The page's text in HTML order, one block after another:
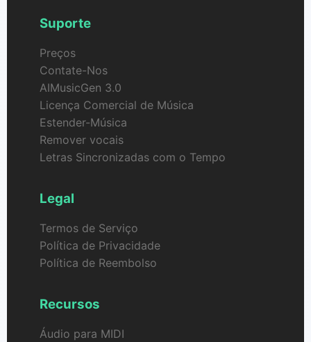
Suporte
Preços
Contate-Nos
AIMusicGen 3.0
Licença Comercial de Música
Estender-Música
Remover vocais
Letras Sincronizadas com o Tempo
Legal
Termos de Serviço
Política de Privacidade
Política de Reembolso
Recursos
Áudio para MIDI